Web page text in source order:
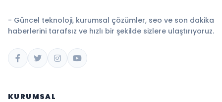
- Güncel teknoloji, kurumsal çözümler, seo ve son dakika
haberlerini tarafsız ve hızlı bir şekilde sizlere ulaştırıyoruz.
KURUMSAL